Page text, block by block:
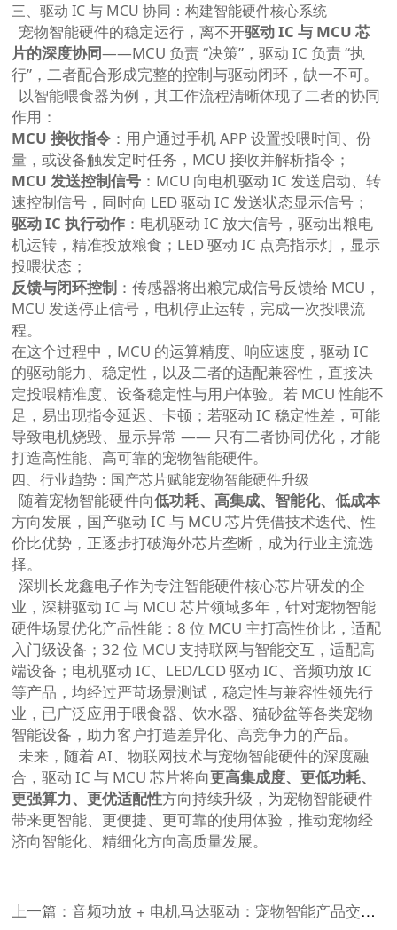
三、驱动 IC 与 MCU 协同：构建智能硬件核心系统
宠物智能硬件的稳定运行，离不开驱动 IC 与 MCU 芯
片的深度协同——MCU 负责 “决策”，驱动 IC 负责 “执
行”，二者配合形成完整的控制与驱动闭环，缺一不可。
以智能喂食器为例，其工作流程清晰体现了二者的协同
作用：
MCU 接收指令 ：用户通过手机 APP 设置投喂时间、份
量，或设备触发定时任务，MCU 接收并解析指令；
MCU 发送控制信号 ：MCU 向电机驱动 IC 发送启动、转
速控制信号，同时向 LED 驱动 IC 发送状态显示信号；
驱动 IC 执行动作 ：电机驱动 IC 放大信号，驱动出粮电
机运转，精准投放粮食；LED 驱动 IC 点亮指示灯，显示
投喂状态；
反馈与闭环控制 ：传感器将出粮完成信号反馈给 MCU，
MCU 发送停止信号，电机停止运转，完成一次投喂流
程。
在这个过程中，MCU 的运算精度、响应速度，驱动 IC
的驱动能力、稳定性，以及二者的适配兼容性，直接决
定投喂精准度、设备稳定性与用户体验。若 MCU 性能不
足，易出现指令延迟、卡顿；若驱动 IC 稳定性差，可能
导致电机烧毁、显示异常 —— 只有二者协同优化，才能
打造高性能、高可靠的宠物智能硬件。
四、行业趋势：国产芯片赋能宠物智能硬件升级
随着宠物智能硬件向低功耗、高集成、智能化、低成本
方向发展，国产驱动 IC 与 MCU 芯片凭借技术迭代、性
价比优势，正逐步打破海外芯片垄断，成为行业主流选
择。
深圳长龙鑫电子作为专注智能硬件核心芯片研发的企
业，深耕驱动 IC 与 MCU 芯片领域多年，针对宠物智能
硬件场景优化产品性能：8 位 MCU 主打高性价比，适配
入门级设备；32 位 MCU 支持联网与智能交互，适配高
端设备；电机驱动 IC、LED/LCD 驱动 IC、音频功放 IC
等产品，均经过严苛场景测试，稳定性与兼容性领先行
业，已广泛应用于喂食器、饮水器、猫砂盆等各类宠物
智能设备，助力客户打造差异化、高竞争力的产品。
未来，随着 AI、物联网技术与宠物智能硬件的深度融
合，驱动 IC 与 MCU 芯片将向更高集成度、更低功耗、
更强算力、更优适配性方向持续升级，为宠物智能硬件
带来更智能、更便捷、更可靠的使用体验，推动宠物经
济向智能化、精细化方向高质量发展。
上一篇：音频功放 + 电机马达驱动：宠物智能产品交互与动力核心方案